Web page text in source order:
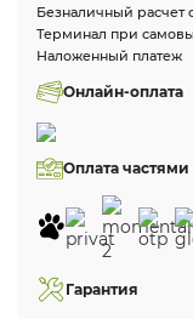
Безналичный расчет
Терминал при
Наложенный платеж
Онлайн-оплата
Оплата частями
Гарантия